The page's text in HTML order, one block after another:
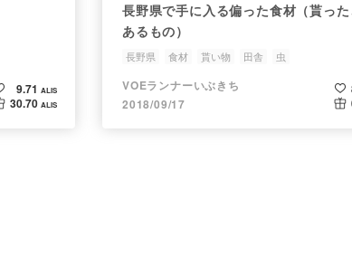
9.71 ALIS
30.70 ALIS
長野県で手に入る偏った食材（貰っ
あるもの）
長野県 食材 貰い物 田舎 虫
VOEランナーいぶきち
2018/09/17